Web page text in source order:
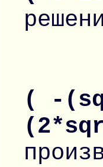
( -